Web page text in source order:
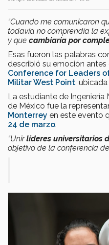
“Cuando me comunicaron
todavía no comprendía la
y que cambiaría por
Esas fueron las palabras
describió su emoción antes
Conference for Leaders
Militar West Point ,
La estudiante de
de México fue la
Monterrey en este evento
24 de marzo.
“Unirlíderes universitarios
objetivo de la conferencia de